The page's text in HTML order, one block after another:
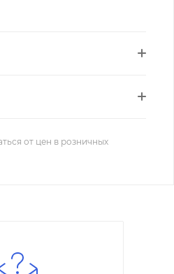
от цен в розничных